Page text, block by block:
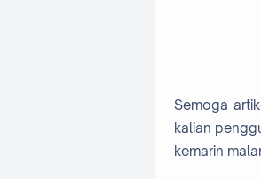
Semoga
kalian
kemarin